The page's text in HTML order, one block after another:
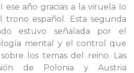
ese año gracias a la viruela lo
trono español. Esta segunda
estuvo señalada por el
mental y el control que
los temas del reino. Las
de Polonia y Austria